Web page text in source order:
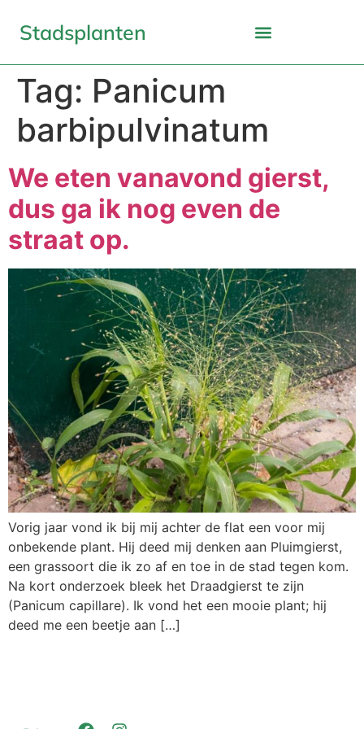
Stadsplanten
Tag: Panicum
barbipulvinatum
We eten vanavond gierst,
dus ga ik nog even de
straat op.
Vorig jaar vond ik bij mij achter de flat een voor mij
onbekende plant. Hij deed mij denken aan Pluimgierst,
een grassoort die ik zo af en toe in de stad tegen kom.
Na kort onderzoek bleek het Draadgierst te zijn
(Panicum capillare). Ik vond het een mooie plant; hij
deed me een beetje aan […]